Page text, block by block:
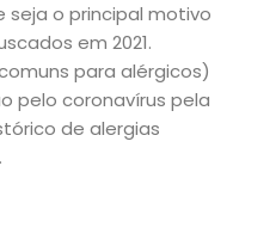
o principal motivo
em 2021.
para alérgicos)
pelo coronavírus pela
de alergias